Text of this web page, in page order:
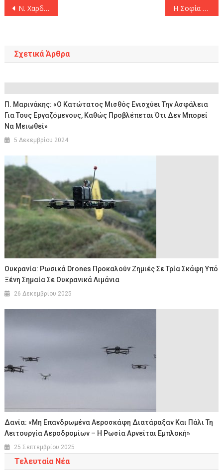
Πλοήγηση
Ν. Χαρδαλιάς: «Δίνουμε στα παιδιά μας την ευκαιρία να μάθουν διασκεδάζοντας στον πιο χαρούμενο εορταστικό προορισμό της Αττικής» Η Σοφία Ζαχαράκη προανήγγειλε το πρόγραμμα μακροχρόνιας φροντίδας «Φροντιστής της Γειτονιάς»
Σχετικά Άρθρα
Π. Μαρινάκης: «Ο Κατώτατος Μισθός Ενισχύει Την Ασφάλεια
Για Τους Εργαζόμενους, Καθώς Προβλέπεται Ότι Δεν Μπορεί
Να Μειωθεί»
5 Δεκεμβρίου 2024
Ουκρανία: Ρωσικά Drones Προκαλούν Ζημιές Σε Τρία Σκάφη Υπό
Ξένη Σημαία Σε Ουκρανικά Λιμάνια
26 Δεκεμβρίου 2025
Δανία: «Μη Επανδρωμένα Αεροσκάφη Διατάραξαν Και Πάλι Τη
Λειτουργία Αεροδρομίων – Η Ρωσία Αρνείται Εμπλοκή»
25 Σεπτεμβρίου 2025
Τελευταία Νέα